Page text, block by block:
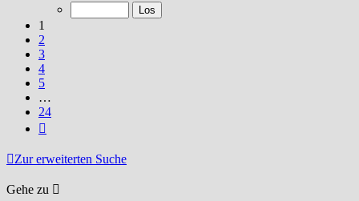
von
1
2
3
4
5
…
24
Zur erweiterten Suche
Gehe zu